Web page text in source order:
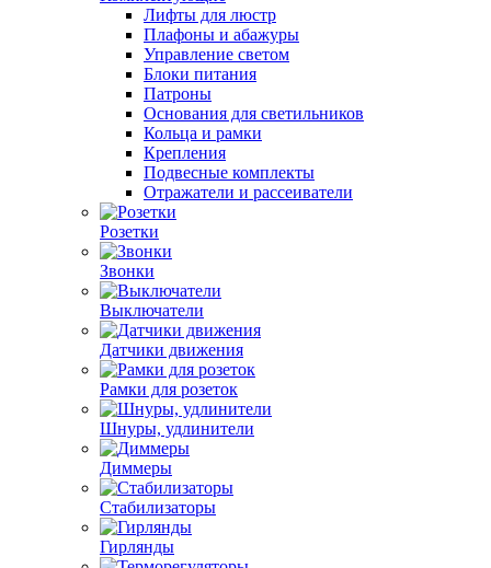
Лифты для люстр
Плафоны и абажуры
Управление светом
Блоки питания
Патроны
Основания для светильников
Кольца и рамки
Крепления
Подвесные комплекты
Отражатели и рассеиватели
Розетки
Звонки
Выключатели
Датчики движения
Рамки для розеток
Шнуры, удлинители
Диммеры
Стабилизаторы
Гирлянды